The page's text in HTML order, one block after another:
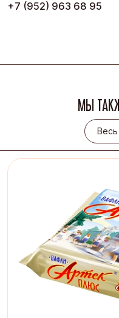
+7 (952) 963 68 95
МЫ